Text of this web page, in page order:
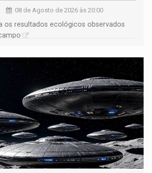
08 de Agosto de 2026 às 20:00
os resultados ecológicos observados